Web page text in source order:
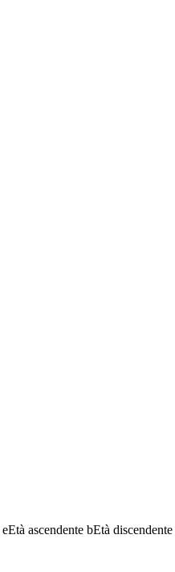
eEtà ascendente bEtà discendente